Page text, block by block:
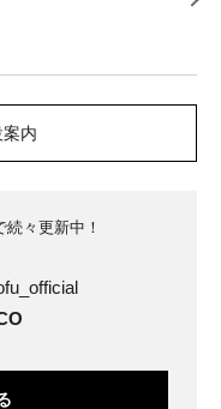
内
々更新中！